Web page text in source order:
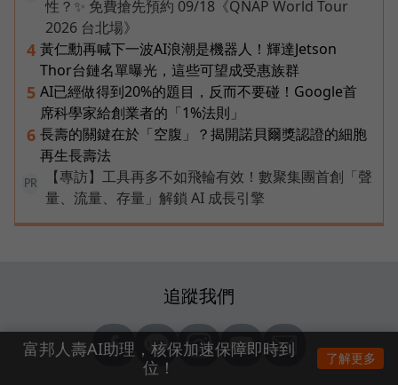
性？✨ 免費搶先預約 09/18《QNAP World Tour
2026 台北場》
4 黃仁勳再喊下一波AI浪潮是機器人！輝達Jetson
Thor台鏈名單曝光，這些可望成受惠族群
5 AI已經做得到20%的題目，反而不要碰！Google首
席科學家給創業者的「1%法則」
6 長壽的關鍵在於「空腹」？揭開諾貝爾獎認證的細胞
再生長壽法
PR
【專訪】工具再多不如飛輪有效！數聚集團首創「聲
量、流量、存量」解鎖 AI 成長引擎
追蹤我們
富邦人壽AI助理，核保加速保障即時到
位！
了解更多